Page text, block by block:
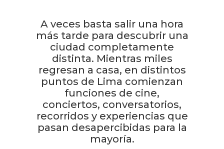
A veces basta salir una hora
más tarde para descubrir una
ciudad completamente
distinta. Mientras miles
regresan a casa, en distintos
puntos de Lima comienzan
funciones de cine,
conciertos, conversatorios,
recorridos y experiencias que
pasan desapercibidas para la
mayoría.